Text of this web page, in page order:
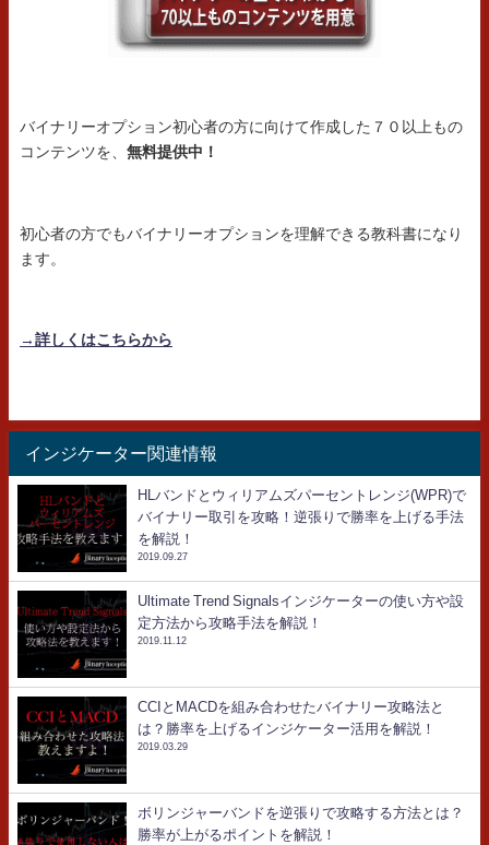
バイナリーオプション初心者の方に向けて作成した７０以上もの
コンテンツを、 無料提供中！
初心者の方でもバイナリーオプションを理解できる教科書になり
ます。
→詳しくはこちらから
インジケーター関連情報
HLバンドとウィリアムズパーセントレンジ(WPR)で
バイナリー取引を攻略！逆張りで勝率を上げる手法
を解説！
2019.09.27
Ultimate Trend Signalsインジケーターの使い方や設
定方法から攻略手法を解説！
2019.11.12
CCIとMACDを組み合わせたバイナリー攻略法と
は？勝率を上げるインジケーター活用を解説！
2019.03.29
ボリンジャーバンドを逆張りで攻略する方法とは？
勝率が上がるポイントを解説！